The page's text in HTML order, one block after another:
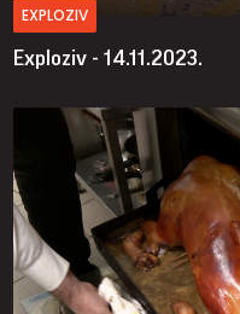
EXPLOZIV
Exploziv - 14.11.2023.